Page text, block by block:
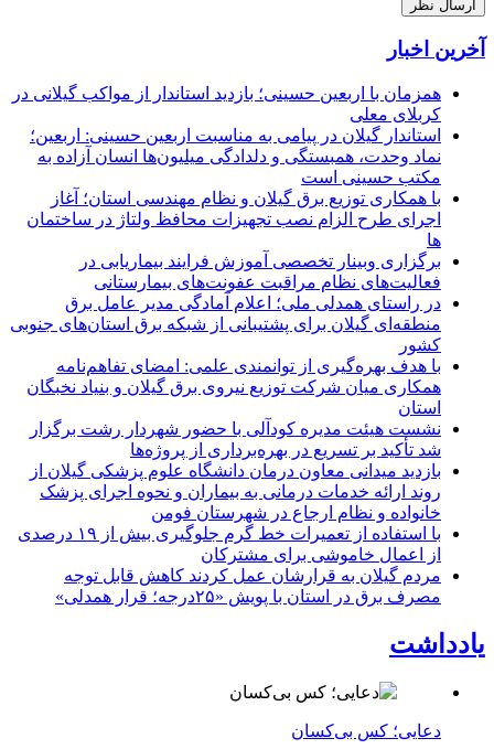
آخرین اخبار
همزمان با اربعین حسینی؛ بازدید استاندار از مواکب گیلانی در
کربلای معلی
استاندار گیلان در پیامی به مناسبت اربعین حسینی: اربعین؛
نماد وحدت، همبستگی و دلدادگی میلیون‌ها انسان آزاده به
مکتب حسینی است
با همکاری توزیع برق گیلان و نظام مهندسی استان؛ آغاز
اجرای طرح الزام نصب تجهیزات محافظ ولتاژ در ساختمان
ها
برگزاری وبینار تخصصی آموزش فرایند بیماریابی در
فعالیت‌های نظام مراقبت عفونت‌های بیمارستانی
در راستای همدلی ملی؛ اعلام آمادگی مدیر عامل برق
منطقه‌ای گیلان برای پشتیبانی از شبكه برق استان‌های جنوبی
كشور
با هدف بهره‌گیری از توانمندی علمی: امضای تفاهم‌نامه
همكاری میان شركت توزیع نیروی برق گیلان و بنیاد نخبگان
استان
نشست هیئت مدیره کودآلی با حضور شهردار رشت برگزار
شد تأکید بر تسریع در بهره‌برداری از پروژه‌ها
بازدید میدانی معاون درمان دانشگاه علوم پزشکی گیلان از
روند ارائه خدمات درمانی به بیماران و نحوه اجرای پزشک
خانواده و نظام ارجاع در شهرستان فومن
با استفاده از تعمیرات خط گرم جلوگیری بیش از ۱۹ درصدی
از اعمال خاموشی برای مشتركان
مردم گیلان به قرارشان عمل کردند كاهش قابل توجه
مصرف برق در استان با پویش «۲۵درجه؛ قرار همدلی»
یادداشت
دعایی؛ کس بی‌کسان